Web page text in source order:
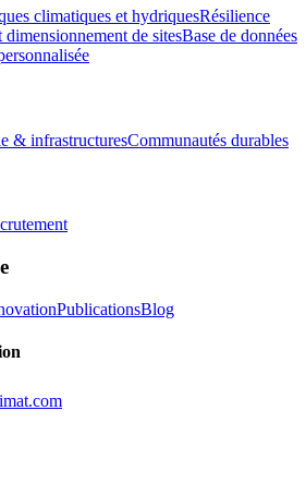
climatiques et hydriquesRésilience
de sitesBase de données
& infrastructuresCommunautés durables
PublicationsBlog